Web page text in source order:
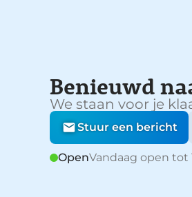
Benieuwd
We staan voor je
Stuur een bericht
OpenVandaag open tot